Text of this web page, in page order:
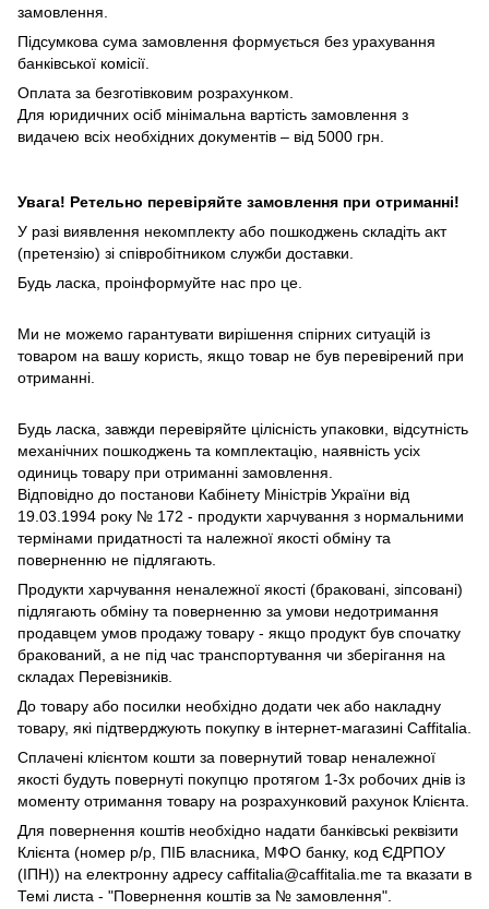
замовлення.
Підсумкова сума замовлення формується без урахування
банківської комісії.
Оплата за безготівковим розрахунком.
Для юридичних осіб мінімальна вартість замовлення з
видачею всіх необхідних документів – від 5000 грн.
Увага! Ретельно перевіряйте замовлення при отриманні!
У разі виявлення некомплекту або пошкоджень складіть акт
(претензію) зі співробітником служби доставки.
Будь ласка, проінформуйте нас про це.
Ми не можемо гарантувати вирішення спірних ситуацій із
товаром на вашу користь, якщо товар не був перевірений при
отриманні.
Будь ласка, завжди перевіряйте цілісність упаковки, відсутність
механічних пошкоджень та комплектацію, наявність усіх
одиниць товару при отриманні замовлення.
Відповідно до постанови Кабінету Міністрів України від
19.03.1994 року № 172 - продукти харчування з нормальними
термінами придатності та належної якості обміну та
поверненню не підлягають.
Продукти харчування неналежної якості (браковані, зіпсовані)
підлягають обміну та поверненню за умови недотримання
продавцем умов продажу товару - якщо продукт був спочатку
бракований, а не під час транспортування чи зберігання на
складах Перевізників.
До товару або посилки необхідно додати чек або накладну
товару, які підтверджують покупку в інтернет-магазині Caffitalia.
Сплачені клієнтом кошти за повернутий товар неналежної
якості будуть повернуті покупцю протягом 1-3х робочих днів із
моменту отримання товару на розрахунковий рахунок Клієнта.
Для повернення коштів необхідно надати банківські реквізити
Клієнта (номер р/р, ПІБ власника, МФО банку, код ЄДРПОУ
(ІПН)) на електронну адресу caffitalia@caffitalia.me та вказати в
Темі листа - "Повернення коштів за № замовлення".